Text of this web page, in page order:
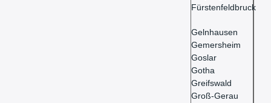
Fürstenfeldbruck
Gelnhausen
Gemersheim
Goslar
Gotha
Greifswald
Groß-Gerau